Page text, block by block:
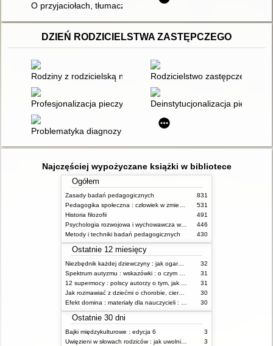
O przyjaciołach, tłumaczeniach, Ameryce i pisaniu wierszy
DZIEŃ RODZICIELSTWA ZASTĘPCZEGO
Rodziny z rodzicielską niepełnosprawnością intelektualną w
Rodzicielstwo zastępcze :
Profesjonalizacja pieczy zastępczej : teoria a praktyka
Deinstytucjonalizacja pieczy
Problematyka diagnozy kandydatów na rodziny zastępcze -
Najczęściej wypożyczane książki w bibliotece
Ogółem
Zasady badań pedagogicznych
831
531
Historia filozofii
491
Psychologia rozwojowa i wychowawcza wieku dziecięcego
446
Metody i techniki badań pedagogicznych
430
Ostatnie 12 miesięcy
Niezbędnik każdej dziewczyny : jak ogarnąć dojrzewanie
32
31
31
Jak rozmawiać z dziećmi o chorobie, cierpieniu i śmierci : opowiadania i bajki
30
30
Ostatnie 30 dni
Bajki międzykulturowe : edycja 6
3
3